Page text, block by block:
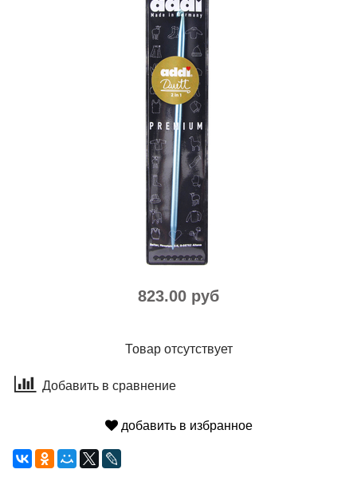
823.00 руб
Товар отсутствует
Добавить в сравнение
добавить в избранное